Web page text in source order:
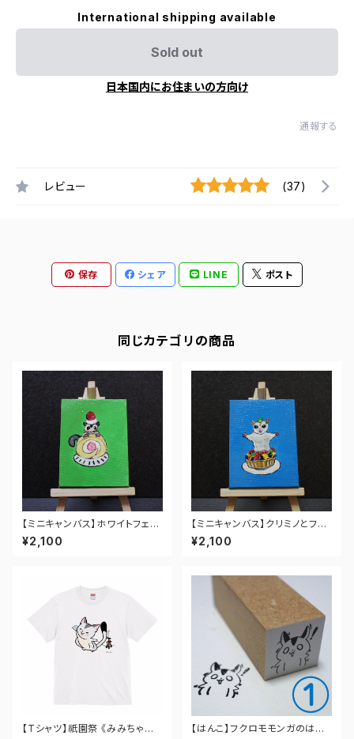
International shipping available
Sold out
日本国内にお住まいの方向け
通報する
レビュー (37)
保存 シェア LINE ポスト
同じカテゴリの商品
【ミニキャンバス】ホワイトフェイ
スとロールケーキ by あにまる
かふぇ
¥2,100
【ミニキャンバス】クリミノとフル
ーツタルト by あにまるかふぇ
¥2,100
【Tシャツ】祇園祭 《みみちゃ鉾》
【はんこ】フクロモモンガのはん